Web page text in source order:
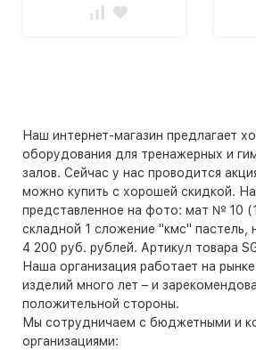
Наш интернет-магазин предлагает
оборудования для тренажерных и
залов. Сейчас у нас проводится
можно купить с хорошей скидкой.
представленное на фото: мат № 10
складной 1 сложение "кмс" пастель,
4 200 руб. рублей. Артикул товара
Наша организация работает на
изделий много лет – и
положительной стороны.
Мы сотрудничаем с бюджетными и
организациями: